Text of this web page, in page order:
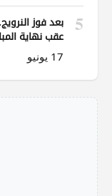
5
بعد فوز
عقب نهاية
17 يونيو